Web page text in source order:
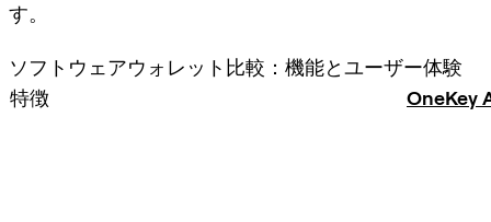
す。
ソフトウェアウォレット比較：機能とユーザー体験
特徴
OneKey